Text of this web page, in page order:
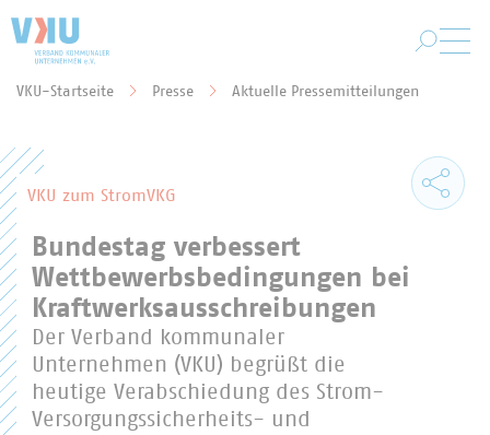
VKU-Startseite Presse Aktuelle Pressemitteilungen
VKU zum StromVKG
Bundestag verbessert
Wettbewerbsbedingungen bei
Kraftwerksausschreibungen
Der Verband kommunaler
Unternehmen (VKU) begrüßt die
heutige Verabschiedung des Strom-
Versorgungssicherheits- und